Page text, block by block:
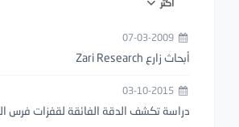
أكثر
أبحاث زارع Zari Research
دراسة تكشف الدقة الفائقة لقفزات فرس